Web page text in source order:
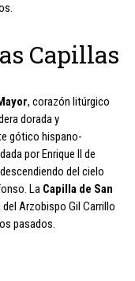
Capillas
, corazón litúrgico
dorada y
gótico hispano-
por Enrique II de
del cielo
La Capilla de San
Arzobispo Gil Carrillo
pasados.